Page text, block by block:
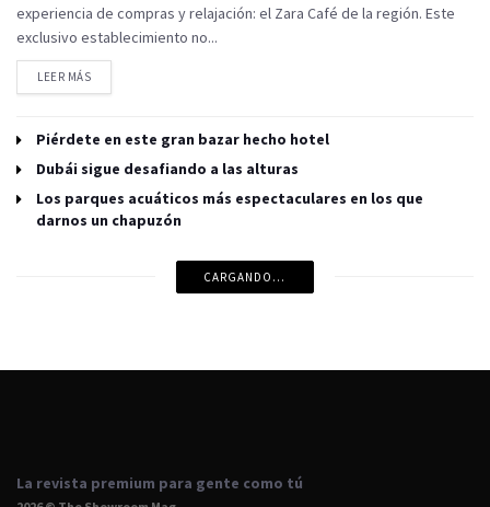
experiencia de compras y relajación: el Zara Café de la región. Este
exclusivo establecimiento no...
LEER MÁS
Piérdete en este gran bazar hecho hotel
Dubái sigue desafiando a las alturas
Los parques acuáticos más espectaculares en los que
darnos un chapuzón
CARGANDO...
La revista premium para gente como tú